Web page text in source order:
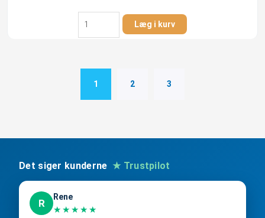
Gardena
Pipeline
vinkel
mm
antal
Læg i kurv
1 2 3
Det siger kunderne ★ Trustpilot
R
Rene
★★★★★